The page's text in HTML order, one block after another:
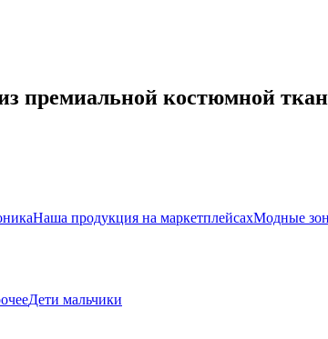
премиальной костюмной
Наша продукция на маркетплейсахМодные
Дети мальчики